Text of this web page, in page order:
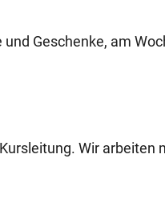
Geschenke, am
Wir arbeiten